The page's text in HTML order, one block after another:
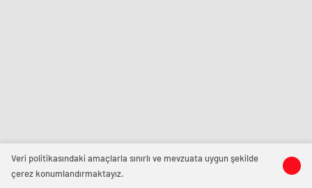
Veri politikasındaki amaçlarla sınırlı ve mevzuata uygun şekilde
çerez konumlandırmaktayız.